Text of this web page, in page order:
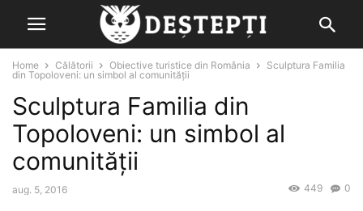
Home Călătorii Obiective turistice din România
Sculptura Familia
din Topoloveni: un simbol al comunității
Sculptura Familia din
Topoloveni: un simbol al
comunității
aug. 5, 2016 0
449